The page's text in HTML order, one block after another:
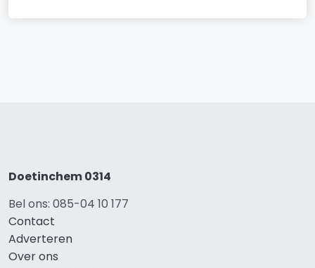
Doetinchem 0314
Bel ons: 085-04 10 177
Contact
Adverteren
Over ons